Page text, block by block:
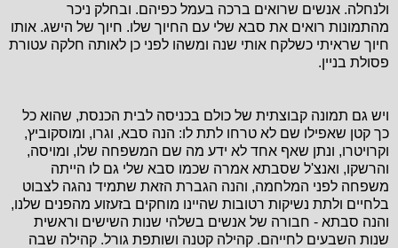
ולנחלה. אנשים שרואים ברכה בעמל כפיהם. ובחלק ניכר
מהתמונות רואים את סבא שלי עם החיוך שלו. חיוך של הישג. אותו
חיוך שראיתי כשלקח אותי שנה ומשהו לפני כן לאותה חלקה עטורת
פסולת בניין.
ויש גם תמונה קבוצתית של כולם בכניסה לבית הכנסת, שהוא כל
כך קטן שאפילו שם לא טרחו לתת לו: הנה סבא, וגרו, ומוסקוביץ,
וקרויטרו, ונתן שאף אחד לא ידע מה שם המשפחה שלו, ומויסה,
והרשקו, ואנצ'ל שסבתא אמרה שכמו סבא שלי גם לו הייתה
משפחה לפני המלחמה, והנה הגברת הזאת שתמיד נהגה לצבוט
בלחיים ולתת נשיקות רטובות שהיינו מוחקים בזעזוע מהפנים שלנו,
והנה סבתא - חבורה של אנשים בשלהי שנות השישים וראשית
שנות השבעים לחייהם. קהילה קטנה ושותפת גורל. קהילה שבה